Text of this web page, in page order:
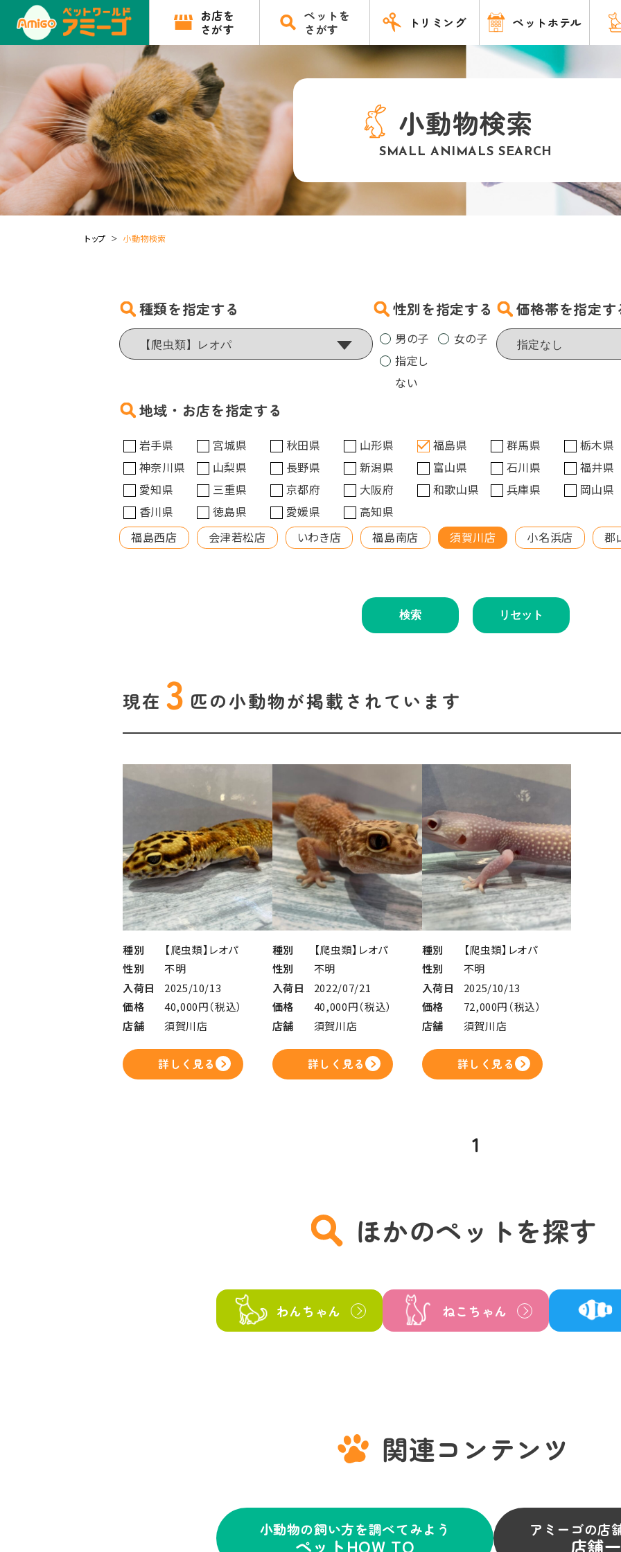
お店を
さがす
ペットを
さがす
トリミング ペットホテル
小動物検索
SMALL ANIMALS SEARCH
トップ 小動物検索
種類を指定する 性別を指定する
男の子
女の子
指定し
ない
価格帯を指定す
地域・お店を指定する
岩手県 宮城県 秋田県 山形県 福島県 群馬県
栃木県
神奈川県
山梨県 長野県 新潟県 富山県 石川県
福井県
愛知県
三重県 京都府 大阪府 和歌山県 兵庫県
岡山県
香川県
徳島県 愛媛県
高知県
福島西店
会津若松店 いわき店 福島南店 須賀川店 小名浜店 郡
検索 リセット
現在 3 匹の小動物が掲載されています
種別
【爬虫類】レオパ
性別
不明
入荷日
2025/10/13
価格
40,000円（税込）
店舗
須賀川店
詳しく見る
種別
【爬虫類】レオパ
性別
不明
入荷日
2022/07/21
価格
40,000円（税込）
店舗
須賀川店
詳しく見る
種別
【爬虫類】レオパ
性別
不明
入荷日
2025/10/13
価格
72,000円（税込）
店舗
須賀川店
詳しく見る
1
ほかのペットを探す
わんちゃん ねこちゃん
関連コンテンツ
小動物の飼い方を調べてみよう
ペットHOW TO
アミーゴの店
店舗